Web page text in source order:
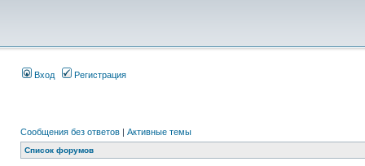
Вход Регистрация
Сообщения без ответов | Активные темы
Список форумов